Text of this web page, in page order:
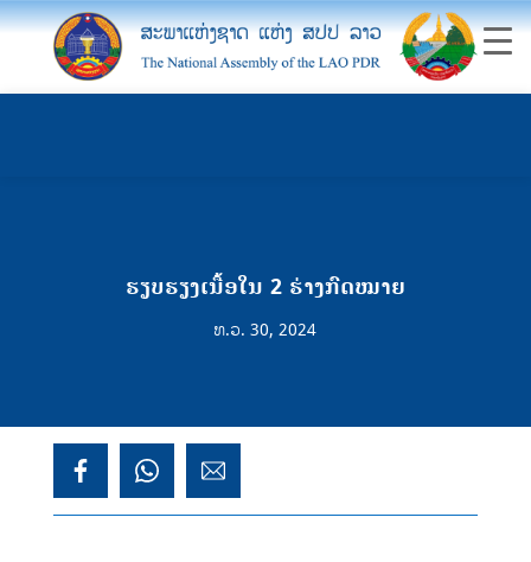
ຮຽບຮຽງເນື້ອໃນ 2 ຮ່າງກົດໝາຍ
ທ.ວ. 30, 2024